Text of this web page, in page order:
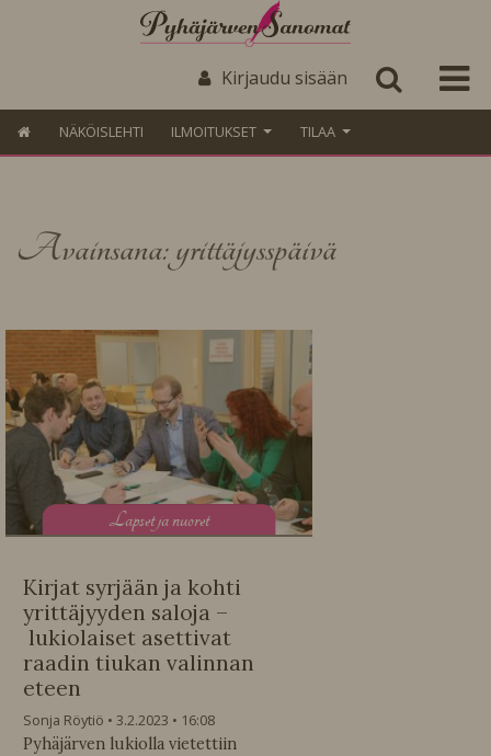
Kirjaudu sisään
NÄKÖISLEHTI ILMOITUKSET TILAA
Avainsana: yrittäjysspäivä
Lapset ja nuoret
Kirjat syrjään ja kohti
yrittäjyyden saloja –
lukiolaiset asettivat
raadin tiukan valinnan
eteen
Sonja Röytiö 3.2.2023
16:08
Pyhäjärven lukiolla vietettiin